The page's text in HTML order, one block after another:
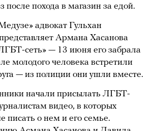
после похода в магазин за едой.
адвокат Гульхан
Армана Хасанова
сеть» — 13 июня его забрала
молодого человека встретили
— из полиции они ушли вместе.
начали присылать ЛГБТ-
видео, в которых
писать о нем и его семье.